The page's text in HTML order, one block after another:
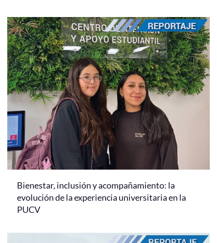
Bienestar, inclusión y acompañamiento: la
evolución de la experiencia universitaria en la
PUCV